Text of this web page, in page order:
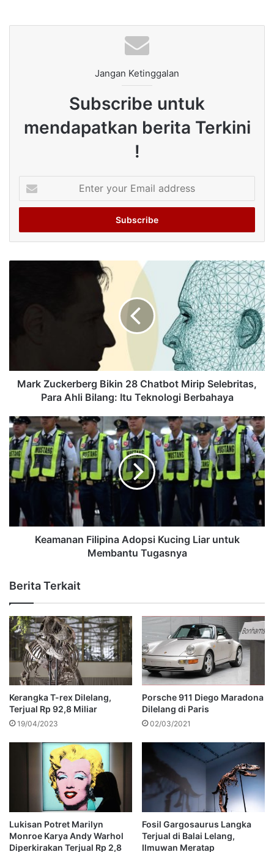
Jangan Ketinggalan
Subscribe untuk
mendapatkan berita Terkini
!
your
Email
Mark Zuckerberg Bikin 28 Chatbot Mirip Selebritas,
Para Ahli Bilang: Itu Teknologi Berbahaya
Keamanan Filipina Adopsi Kucing Liar untuk
Membantu Tugasnya
Berita Terkait
Kerangka T-rex Dilelang,
Terjual Rp 92,8 Miliar
19/04/2023
Porsche 911 Diego Maradona
Dilelang di Paris
02/03/2021
Lukisan Potret Marilyn
Monroe Karya Andy Warhol
Diperkirakan Terjual Rp 2,8
Fosil Gargosaurus Langka
Terjual di Balai Lelang,
Ilmuwan Meratap